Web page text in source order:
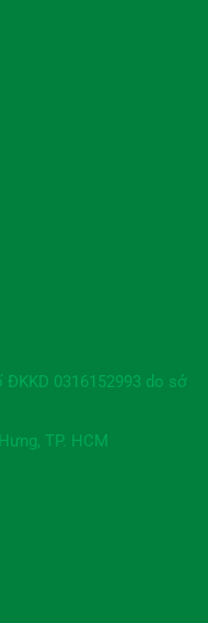
0316152993 do sở
TP. HCM